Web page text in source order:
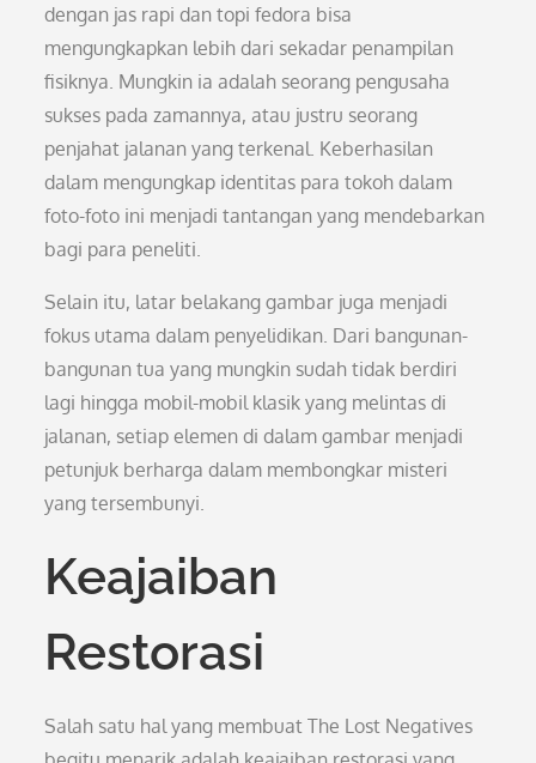
dengan jas rapi dan topi fedora bisa
mengungkapkan lebih dari sekadar penampilan
fisiknya. Mungkin ia adalah seorang pengusaha
sukses pada zamannya, atau justru seorang
penjahat jalanan yang terkenal. Keberhasilan
dalam mengungkap identitas para tokoh dalam
foto-foto ini menjadi tantangan yang mendebarkan
bagi para peneliti.
Selain itu, latar belakang gambar juga menjadi
fokus utama dalam penyelidikan. Dari bangunan-
bangunan tua yang mungkin sudah tidak berdiri
lagi hingga mobil-mobil klasik yang melintas di
jalanan, setiap elemen di dalam gambar menjadi
petunjuk berharga dalam membongkar misteri
yang tersembunyi.
Keajaiban
Restorasi
Salah satu hal yang membuat The Lost Negatives